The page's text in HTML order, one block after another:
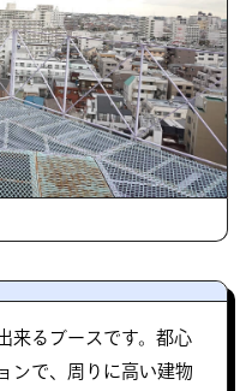
来るブースです。都心
ンで、周りに高い建物